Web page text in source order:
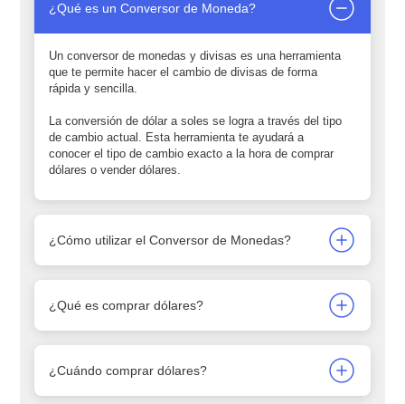
¿Qué es un Conversor de Moneda?
Un conversor de monedas y divisas es una herramienta
que te permite hacer el cambio de divisas de forma
rápida y sencilla.
La conversión de dólar a soles se logra a través del tipo
de cambio actual. Esta herramienta te ayudará a
conocer el tipo de cambio exacto a la hora de comprar
dólares o vender dólares.
¿Cómo utilizar el Conversor de Monedas?
¿Qué es comprar dólares?
¿Cuándo comprar dólares?